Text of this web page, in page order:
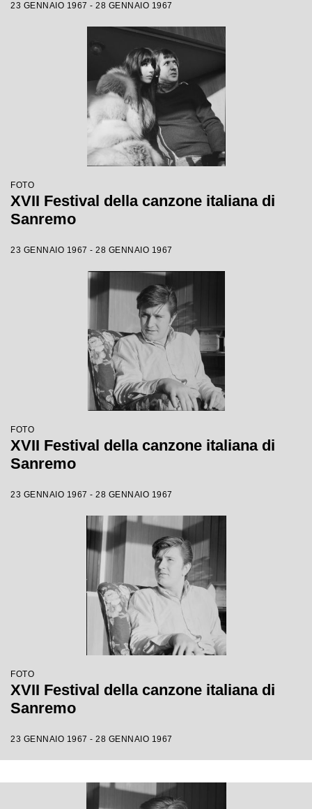
23 GENNAIO 1967 - 28 GENNAIO 1967
FOTO
XVII Festival della canzone italiana di
Sanremo
23 GENNAIO 1967 - 28 GENNAIO 1967
FOTO
XVII Festival della canzone italiana di
Sanremo
23 GENNAIO 1967 - 28 GENNAIO 1967
FOTO
XVII Festival della canzone italiana di
Sanremo
23 GENNAIO 1967 - 28 GENNAIO 1967